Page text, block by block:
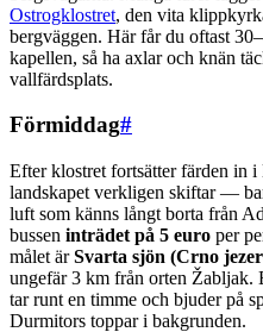
Ostrogklostret, den vita
bergväggen. Här får du oftast
kapellen, så ha axlar och knän
vallfärdsplats.
Förmiddag#
Efter klostret fortsätter färden in
landskapet verkligen skiftar —
luft som känns långt borta från
bussen inträdet på 5 euro per
målet ärSvarta sjön (Crno
ungefär 3 km från orten Žabljak.
tar runt en timme och bjuder på
Durmitors toppar i bakgrunden.